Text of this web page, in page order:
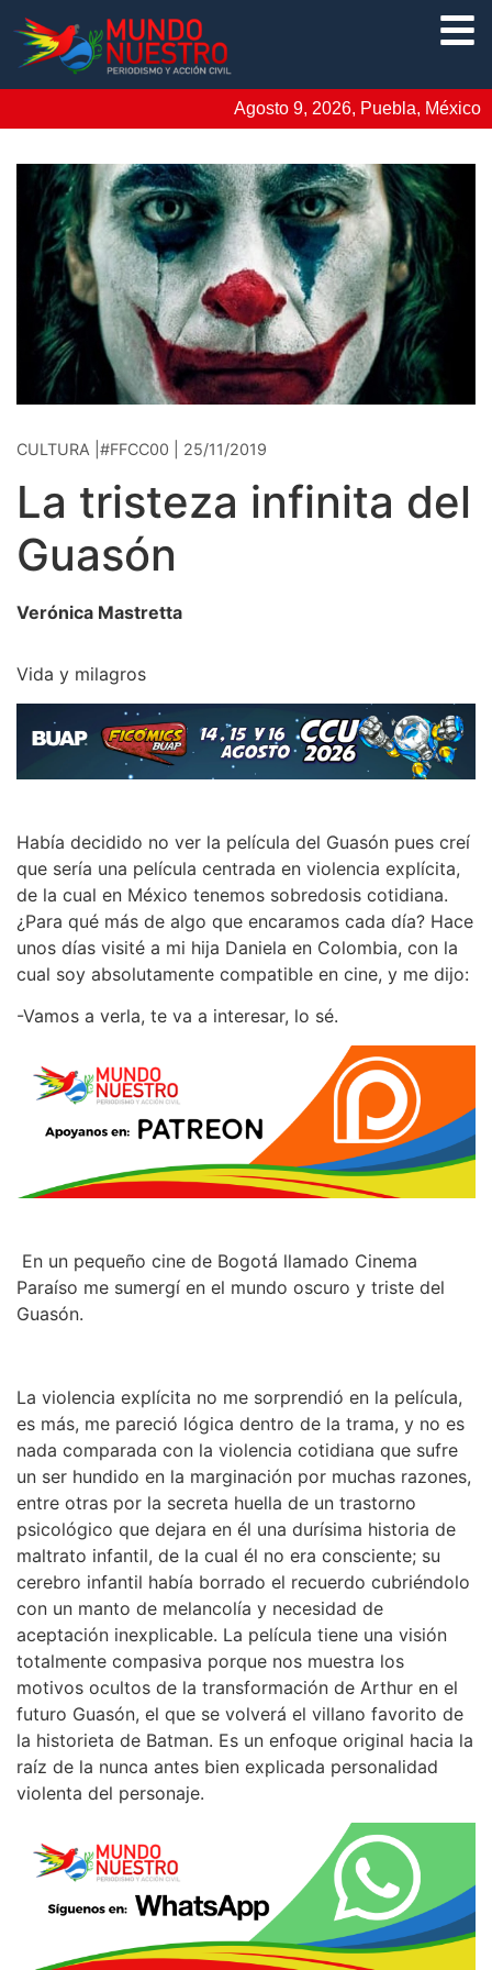
Agosto 9, 2026, Puebla, México
CULTURA |#FFCC00 | 25/11/2019
La tristeza infinita del
Guasón
Verónica Mastretta
Vida y milagros
Había decidido no ver la película del Guasón pues creí
que sería una película centrada en violencia explícita,
de la cual en México tenemos sobredosis cotidiana.
¿Para qué más de algo que encaramos cada día? Hace
unos días visité a mi hija Daniela en Colombia, con la
cual soy absolutamente compatible en cine, y me dijo:
-Vamos a verla, te va a interesar, lo sé.
En un pequeño cine de Bogotá llamado Cinema
Paraíso me sumergí en el mundo oscuro y triste del
Guasón.
La violencia explícita no me sorprendió en la película,
es más, me pareció lógica dentro de la trama, y no es
nada comparada con la violencia cotidiana que sufre
un ser hundido en la marginación por muchas razones,
entre otras por la secreta huella de un trastorno
psicológico que dejara en él una durísima historia de
maltrato infantil, de la cual él no era consciente; su
cerebro infantil había borrado el recuerdo cubriéndolo
con un manto de melancolía y necesidad de
aceptación inexplicable. La película tiene una visión
totalmente compasiva porque nos muestra los
motivos ocultos de la transformación de Arthur en el
futuro Guasón, el que se volverá el villano favorito de
la historieta de Batman. Es un enfoque original hacia la
raíz de la nunca antes bien explicada personalidad
violenta del personaje.